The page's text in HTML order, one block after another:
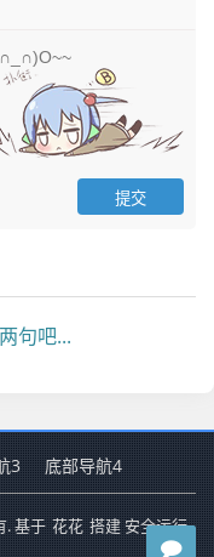
句吧...
3 底部导航4
. 基于 花花 搭建 安全运行